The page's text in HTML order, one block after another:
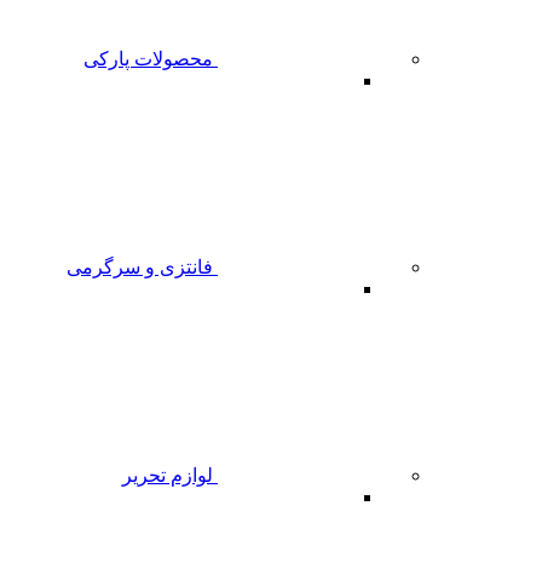
محصولات پارکی
فانتزی و سرگرمی
لوازم تحریر